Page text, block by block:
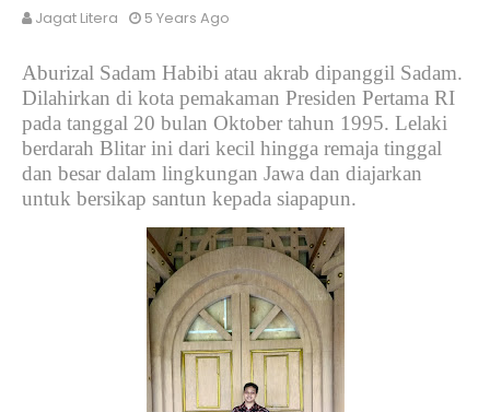
Jagat Litera 5 Years Ago
Aburizal Sadam Habibi atau akrab dipanggil Sadam.
Dilahirkan di kota pemakaman Presiden Pertama RI
pada tanggal 20 bulan Oktober tahun 1995. Lelaki
berdarah Blitar ini dari kecil hingga remaja tinggal
dan besar dalam lingkungan Jawa dan diajarkan
untuk bersikap santun kepada siapapun.